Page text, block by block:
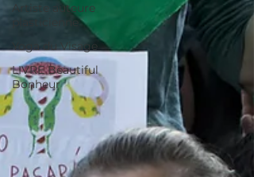
Artiste auteure
plasticienne
Yoga du Visage
LIVRE Beautiful
Bonheur